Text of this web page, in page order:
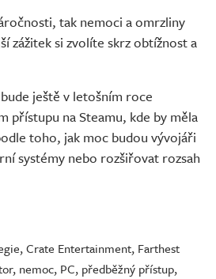
tak nemoci a omrzliny
zážitek si zvolíte skrz obtížnost a
bude ještě v letošním roce
přístupu na Steamu, kde by měla
toho, jak moc budou vývojáři
systémy nebo rozšiřovat rozsah
,Crate Entertainment, Farthest
, nemoc, PC, předběžný přístup,